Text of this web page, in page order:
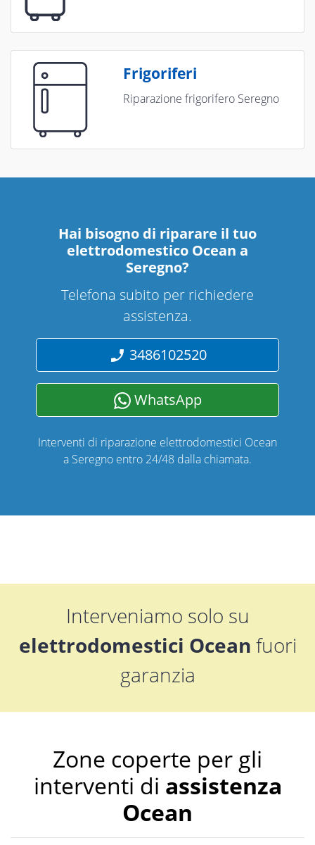
Frigoriferi
Riparazione frigorifero Seregno
Hai bisogno di riparare il tuo
elettrodomestico Ocean a
Seregno?
Telefona subito per richiedere
assistenza.
3486102520
WhatsApp
Interventi di riparazione elettrodomestici Ocean
a Seregno entro 24/48 dalla chiamata.
Interveniamo solo su
elettrodomestici Ocean fuori
garanzia
Zone coperte per gli
interventi di assistenza
Ocean